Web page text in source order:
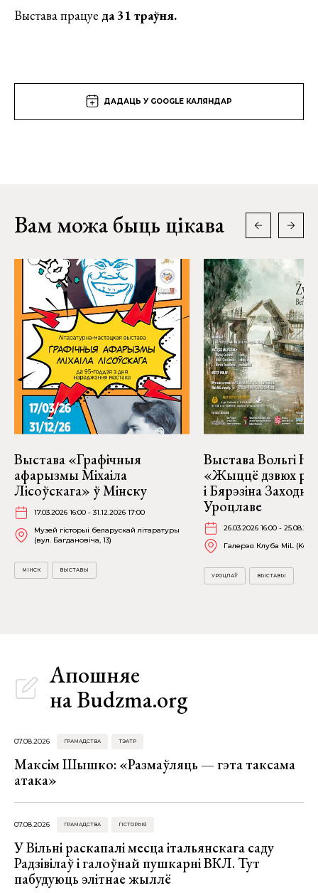
Выстава працуе да 31 траўня.
ДАДАЦЬ У GOOGLE КАЛЯНДАР
Вам можа быць цікава
Выстава «Графічныя
афарызмы Міхаіла
Лісоўскага» ў Мінску
17.03.2026 16:00 - 31.12.2026 17:00
Музей гісторыі беларускай літаратуры
(вул. Багдановіча, 13)
МІНСК ВЫСТАВЫ
Выстава Вольгі
«Жыццё дзвюх
і Бярэзіна
Уроцлаве
26.03.2026 16:00 -
Галерэя Клуба MiL
УРОЦЛАЎ ВЫСТАВЫ
Апошняе
на Budzma.org
07.08.2026 ГРАМАДСТВА ТЭАТР
Максім Шышко: «Размаўляць — гэта таксама
атака»
07.08.2026 ГРАМАДСТВА ГІСТОРЫЯ
У Вільні раскапалі месца італьянскага саду
Радзівілаў і галоўнай пушкарні ВКЛ. Тут
пабудуюць элітнае жыллё